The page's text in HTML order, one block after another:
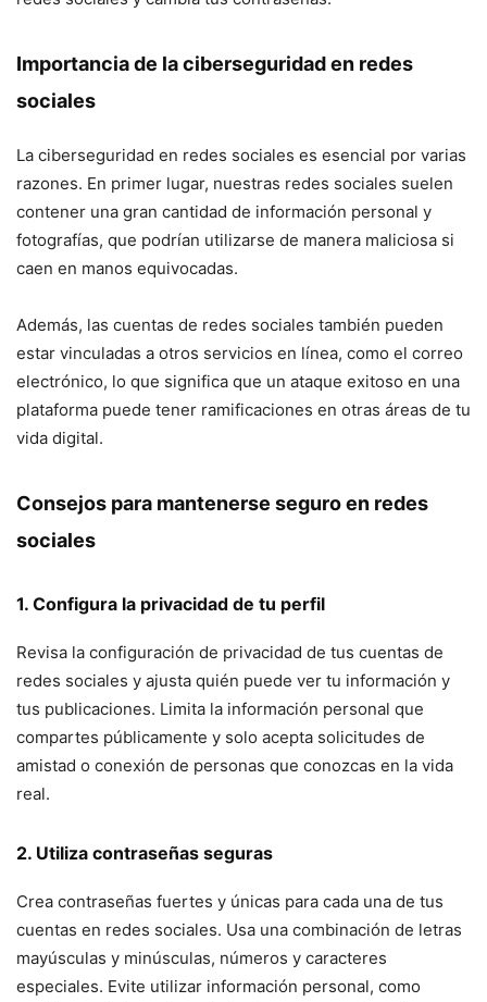
Importancia de la ciberseguridad en redes
sociales
La ciberseguridad en redes sociales es esencial por varias
razones. En primer lugar, nuestras redes sociales suelen
contener una gran cantidad de información personal y
fotografías, que podrían utilizarse de manera maliciosa si
caen en manos equivocadas.
Además, las cuentas de redes sociales también pueden
estar vinculadas a otros servicios en línea, como el correo
electrónico, lo que significa que un ataque exitoso en una
plataforma puede tener ramificaciones en otras áreas de tu
vida digital.
Consejos para mantenerse seguro en redes
sociales
1. Configura la privacidad de tu perfil
Revisa la configuración de privacidad de tus cuentas de
redes sociales y ajusta quién puede ver tu información y
tus publicaciones. Limita la información personal que
compartes públicamente y solo acepta solicitudes de
amistad o conexión de personas que conozcas en la vida
real.
2. Utiliza contraseñas seguras
Crea contraseñas fuertes y únicas para cada una de tus
cuentas en redes sociales. Usa una combinación de letras
mayúsculas y minúsculas, números y caracteres
especiales. Evite utilizar información personal, como